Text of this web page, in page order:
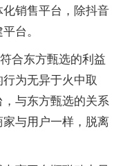
销售平台，除抖音
台。
合东方甄选的利益
为无异于火中取
与东方甄选的关系
与用户一样，脱离